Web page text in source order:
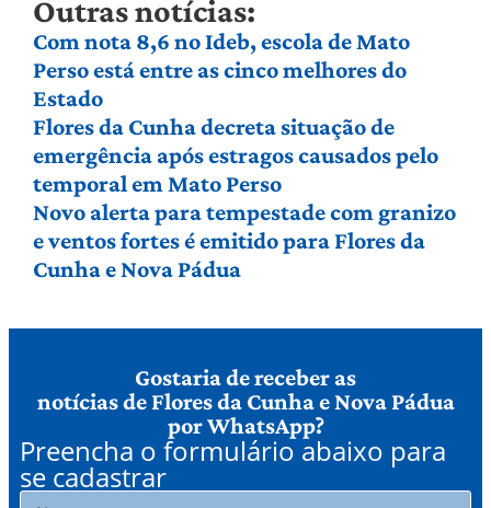
Outras notícias:
Com nota 8,6 no Ideb, escola de Mato
Perso está entre as cinco melhores do
Estado
Flores da Cunha decreta situação de
emergência após estragos causados pelo
temporal em Mato Perso
Novo alerta para tempestade com granizo
e ventos fortes é emitido para Flores da
Cunha e Nova Pádua
Gostaria de receber as
notícias de Flores da Cunha e Nova Pádua
por WhatsApp?
Preencha o formulário abaixo para
se cadastrar